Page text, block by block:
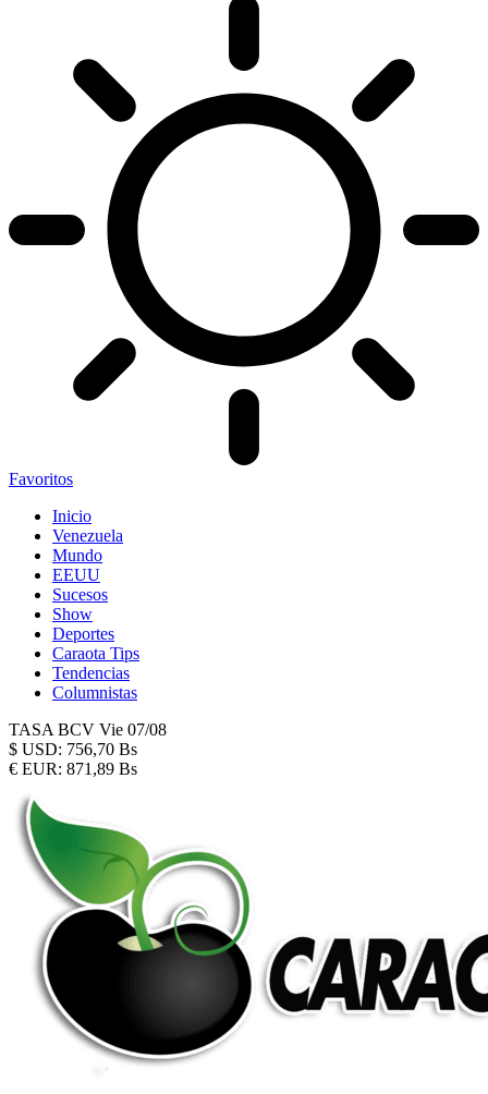
Favoritos
Inicio
Venezuela
Mundo
EEUU
Sucesos
Show
Deportes
Caraota Tips
Tendencias
Columnistas
TASA BCV Vie 07/08
$ USD: 756,70 Bs
€ EUR: 871,89 Bs